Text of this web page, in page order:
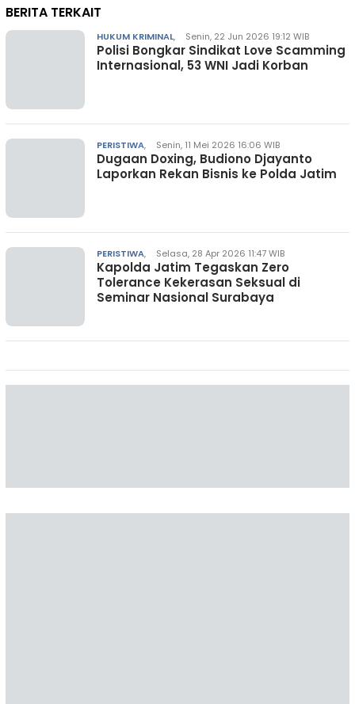
BERITA TERKAIT
HUKUM KRIMINAL, Senin, 22 Jun 2026 19:12 WIB
Polisi Bongkar Sindikat Love Scamming
Internasional, 53 WNI Jadi Korban
PERISTIWA, Senin, 11 Mei 2026 16:06 WIB
Dugaan Doxing, Budiono Djayanto
Laporkan Rekan Bisnis ke Polda Jatim
PERISTIWA, Selasa, 28 Apr 2026 11:47 WIB
Kapolda Jatim Tegaskan Zero
Tolerance Kekerasan Seksual di
Seminar Nasional Surabaya